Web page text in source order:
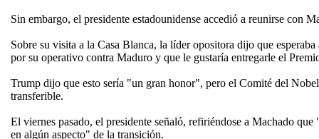
Sin embargo, el presidente estadounidense accedió a reunirse con
Sobre su visita a la Casa Blanca, la líder opositora dijo que
por su operativo contra Maduro y que le gustaría entregarle el
Trump dijo que esto sería "un gran honor", pero el Comité del
transferible.
El viernes pasado, el presidente señaló, refiriéndose a Machado
en algún aspecto" de la transición.